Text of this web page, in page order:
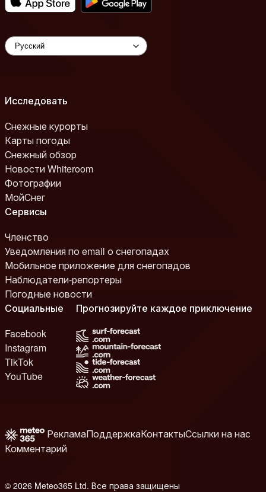
Исследовать
Снежные курорты
Карты погоды
Снежный обзор
Новости Whiteroom
Фотографии
МойСнег
Сервисы
Членство
Уведомления по email о снегопадах
Мобильное приложение для снегопадов
Наблюдатели-репортеры
Погодные новости
Социальные
Facebook
Instagram
TikTok
YouTube
Прогнозируйте каждое приключение
РекламаПоддержкаКонтактыСсылки на нас
Комментарий
© 2026 Meteo365 Ltd. Все права защищены